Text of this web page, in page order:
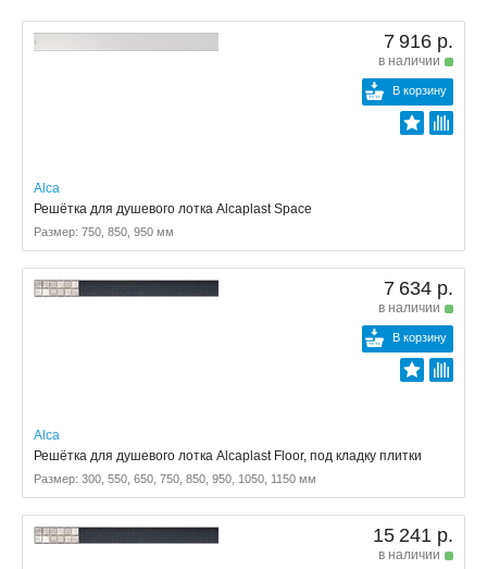
7 916 р.
в наличии
В корзину
Alca
Решётка для душевого лотка Alcaplast Space
Размер: 750, 850, 950 мм
7 634 р.
в наличии
В корзину
Alca
Решётка для душевого лотка Alcaplast Floor, под кладку плитки
Размер: 300, 550, 650, 750, 850, 950, 1050, 1150 мм
15 241 р.
в наличии